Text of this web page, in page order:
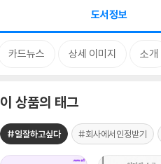
도서정보
카드뉴스 상세 이미지 소개
이 상품의 태그
#일잘하고싶다 #회사에서인정받기